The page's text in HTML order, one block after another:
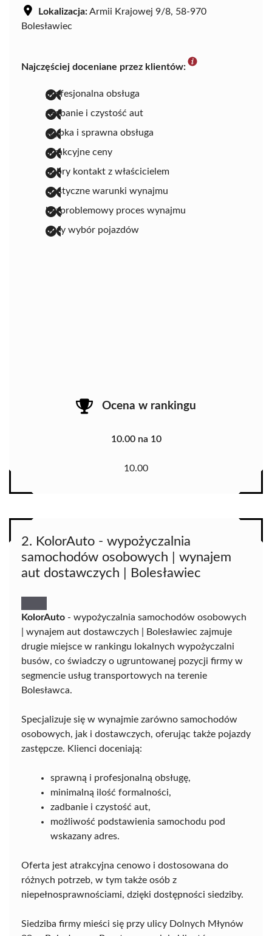
Lokalizacja:Armii Krajowej 9/8, 58-970
Bolesławiec
Najczęściej doceniane przez klientów:
profesjonalna obsługa
zadbanie i czystość aut
szybka i sprawna obsługa
atrakcyjne ceny
dobry kontakt z właścicielem
elastyczne warunki wynajmu
bezproblemowy proces wynajmu
duży wybór pojazdów
Ocena w rankingu
10.00 na 10
10.00
2. KolorAuto - wypożyczalnia
samochodów osobowych | wynajem
aut dostawczych | Bolesławiec
KolorAuto - wypożyczalnia samochodów osobowych
| wynajem aut dostawczych | Bolesławiec zajmuje
drugie miejsce w rankingu lokalnych wypożyczalni
busów, co świadczy o ugruntowanej pozycji firmy w
segmencie usług transportowych na terenie
Bolesławca.
Specjalizuje się w wynajmie zarówno samochodów
osobowych, jak i dostawczych, oferując także pojazdy
zastępcze. Klienci doceniają:
sprawną i profesjonalną obsługę,
minimalną ilość formalności,
zadbanie i czystość aut,
możliwość podstawienia samochodu pod
wskazany adres.
Oferta jest atrakcyjna cenowo i dostosowana do
różnych potrzeb, w tym także osób z
niepełnosprawnościami, dzięki dostępności siedziby.
Siedziba firmy mieści się przy ulicy Dolnych Młynów